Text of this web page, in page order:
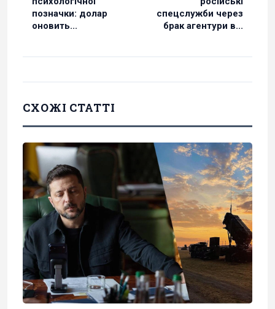
позначки: долар
оновить...
спецслужби через
брак агентури в...
СХОЖІ СТАТТІ